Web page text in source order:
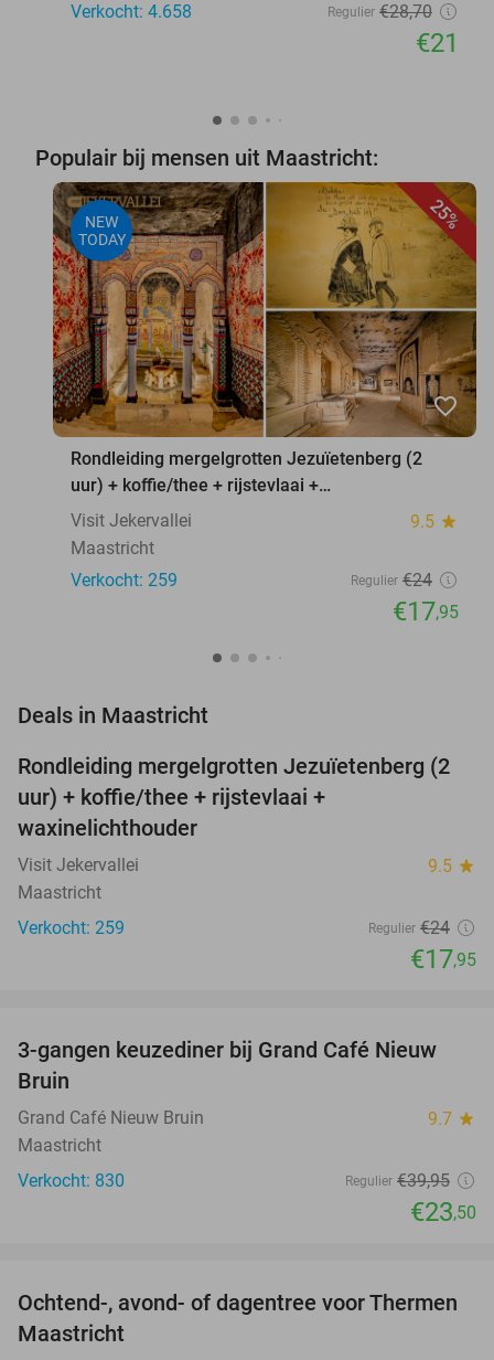
Verkocht: 4.658 Regulier €28,70
€21
Populair bij mensen uit Maastricht:
25%
NEW
TODAY
favorite_border
Rondleiding mergelgrotten Jezuïetenberg (2
uur) + koffie/thee + rijstevlaai +
waxinelichthouder
Visit Jekervallei 9.5 star
Maastricht
Verkocht: 259
Regulier €24
€17,95
Deals in Maastricht
25%
TODAY
Rondleiding mergelgrotten Jezuïetenberg (2
uur) + koffie/thee + rijstevlaai +
waxinelichthouder
Visit Jekervallei 9.5 star
Maastricht
Verkocht: 259
Regulier €24
€17,95
41%
3-gangen keuzediner bij Grand Café Nieuw
Bruin
Grand Café Nieuw Bruin 9.7 star
Maastricht
Verkocht: 830
Regulier €39,95
€23,50
25%
Ochtend-, avond- of dagentree voor Thermen
Maastricht